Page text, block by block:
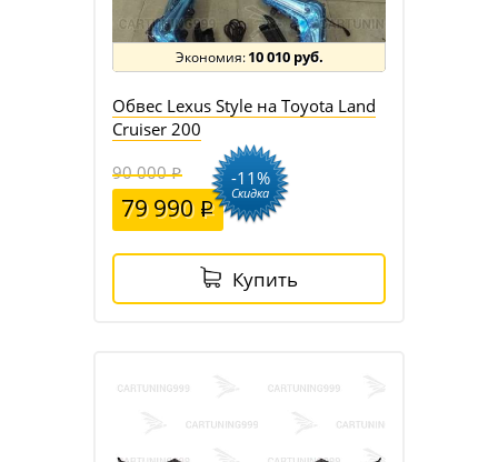
10 010 руб.
Обвес Lexus Style на Toyota Land
Cruiser 200
90 000
79 990
-11%
Скидка
Купить